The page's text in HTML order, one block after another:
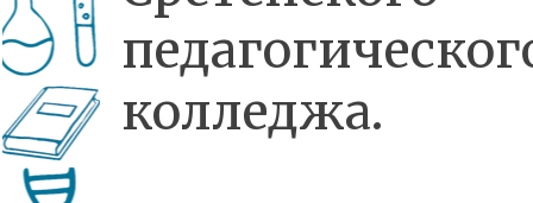
колледжа.